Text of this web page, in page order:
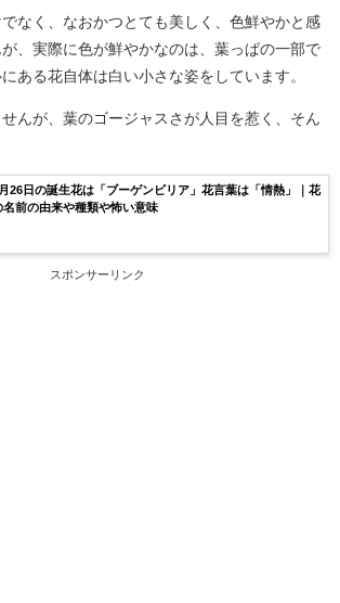
なく、なおかつとても美しく、色鮮やかと感
、実際に色が鮮やかなのは、葉っぱの一部で
ある花自体は白い小さな姿をしています。
んが、葉のゴージャスさが人目を惹く、そん
26日の誕生花は「ブーゲンビリア」花言葉は「情熱」｜花
名前の由来や種類や怖い意味
スポンサーリンク